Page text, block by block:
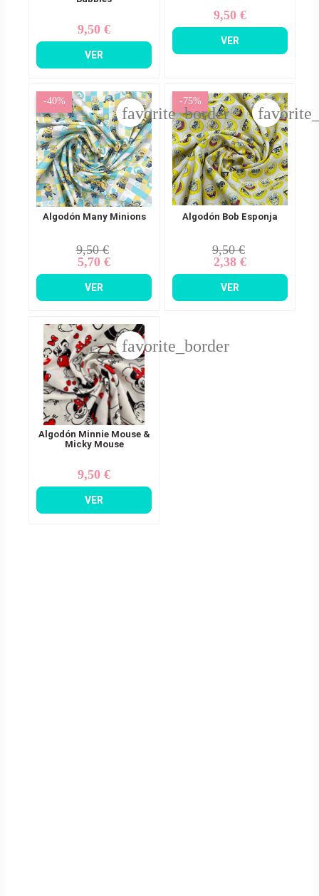
Precio
9,50 €
VER
Precio
9,50 €
VER
Algodón Many Minions
Precio
base
9,50 €
Precio
5,70 €
-40%
VER
favorite_border
Algodón Bob Esponja
Precio
base
9,50 €
Precio
2,38 €
-75%
VER
Algodón Minnie Mouse &
Micky Mouse
Precio
9,50 €
VER
favorite_border